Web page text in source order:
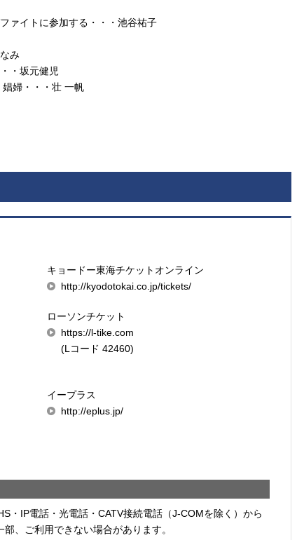
ァイトに参加する・・・池谷祐子
み
・坂元健児
婦・・・壮 一帆
キョードー東海チケットオンライン
http://kyodotokai.co.jp/tickets/
ローソンチケット
https://l-tike.com
(Lコード 42460)
イープラス
http://eplus.jp/
・IP電話・光電話・CATV接続電話（J-COMを除く）から
、ご利用できない場合があります。